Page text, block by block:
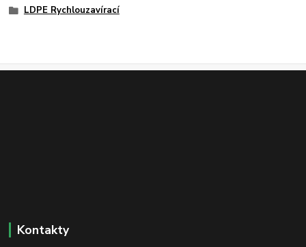
LDPE Rychlouzavírací
Kontakty